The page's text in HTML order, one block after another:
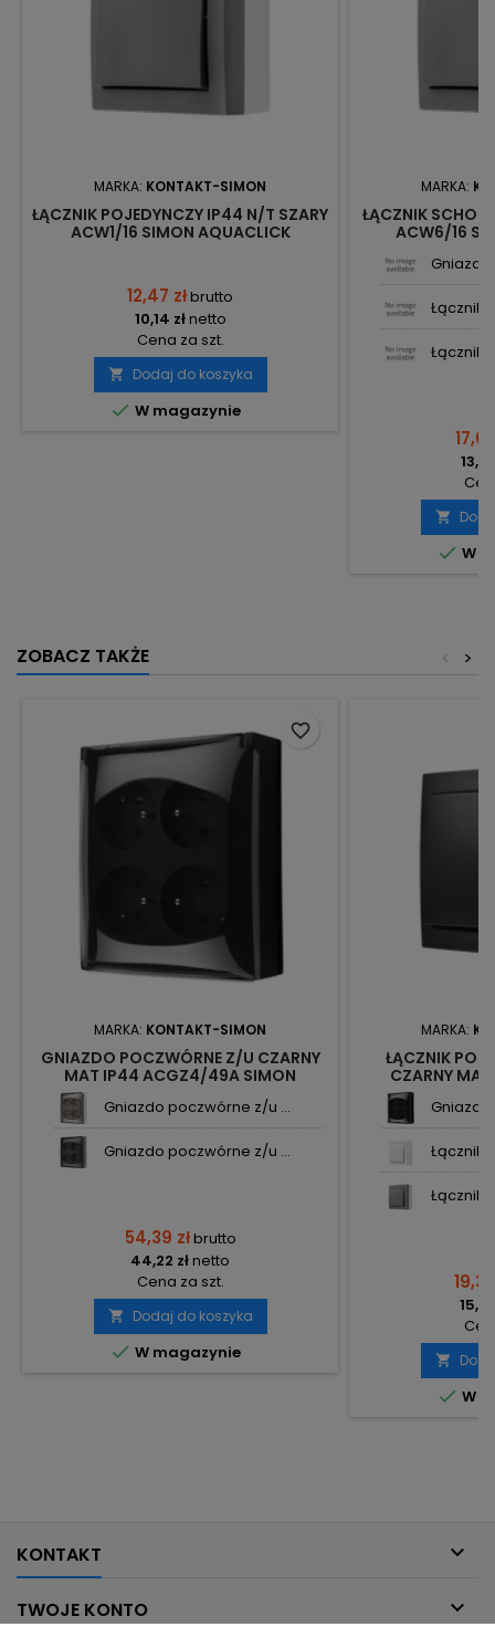
MARKA: KONTAKT-SIMON
ŁĄCZNIK POJEDYNCZY IP44 N/T SZARY
ACW1/16 SIMON AQUACLICK
12,47 złbrutto
10,14 złnetto
Cena za szt.
 Dodaj do koszyka
 W magazynie
MARKA:
ŁĄCZNIK
ACW6/16
Łącznik
Łącznik

 W
ZOBACZ TAKŻE >
<
MARKA: KONTAKT-SIMON
GNIAZDO POCZWÓRNE Z/U CZARNY
MAT IP44 ACGZ4/49A SIMON
AQUACLICK KONTAKT-SIMON
Gniazdo poczwórne z/u ...
Gniazdo poczwórne z/u ...
54,39 złbrutto
44,22 złnetto
Cena za szt.
 Dodaj do koszyka
 W magazynie
favorite_border
MARKA:
ŁĄCZNIK
CZARNY
AQUACLICK
Łącznik
Łącznik

 W
KONTAKT 
TWOJE KONTO 